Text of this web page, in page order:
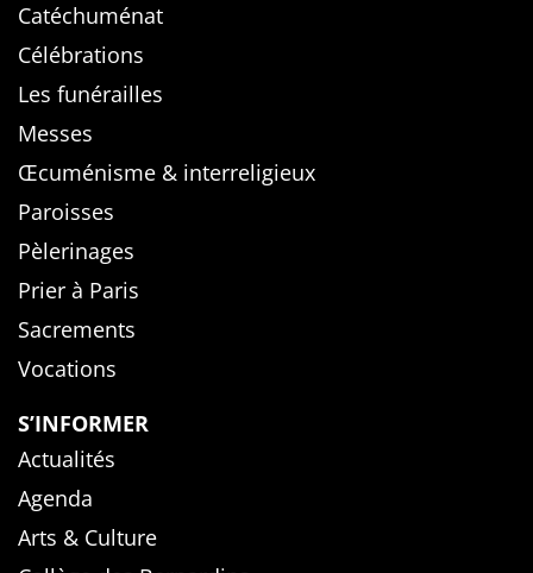
Catéchuménat
Célébrations
Les funérailles
Messes
Œcuménisme & interreligieux
Paroisses
Pèlerinages
Prier à Paris
Sacrements
Vocations
S’INFORMER
Actualités
Agenda
Arts & Culture